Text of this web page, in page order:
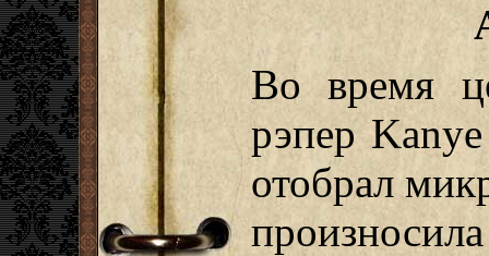
Во время
рэпер
отобрал